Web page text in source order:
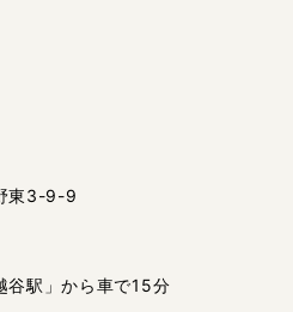
東3-9-9
谷駅」から車で15分